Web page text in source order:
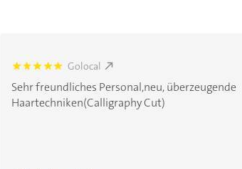
5.0 Golocal
Sehr freundliches Personal,neu, überzeugende
Haartechniken(Calligraphy Cut)